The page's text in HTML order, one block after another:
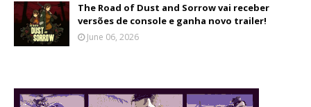
The Road of Dust and Sorrow vai receber
versões de console e ganha novo trailer!
June 06, 2026